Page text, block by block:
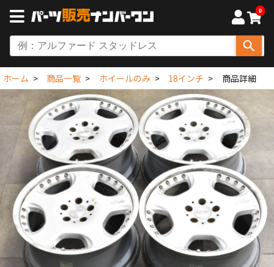
0
ホーム 商品一覧 ホイールのみ 18インチ 商品詳細